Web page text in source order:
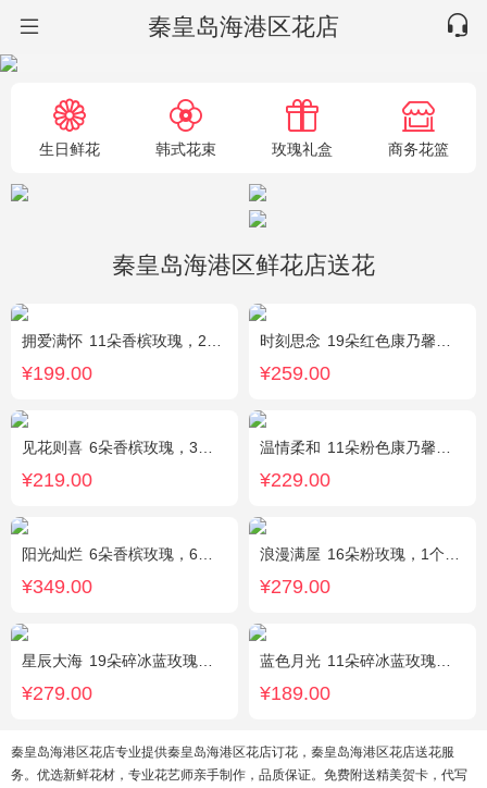
秦皇岛海港区花店
生日鲜花 韩式花束 玫瑰礼盒 商务花篮
秦皇岛海港区鲜花店送花
拥爱满怀 11朵香槟玫瑰，2支多头白百合，绿叶搭配
¥199.00
时刻思念 19朵红色康乃馨，2朵多头粉百合，满天星、绿叶搭配
¥259.00
见花则喜 6朵香槟玫瑰，3朵向日葵，桔梗、绿叶搭配
¥219.00
温情柔和 11朵粉色康乃馨，8朵粉玫瑰，搭配桔梗
¥229.00
阳光灿烂 6朵香槟玫瑰，6朵粉玫瑰，3朵向日葵，2枝多头白百合，1枝多头粉百合，绿叶
¥349.00
浪漫满屋 16朵粉玫瑰，1个粉色绣球，3个乒乓菊，桔梗、绿叶搭配
¥279.00
星辰大海 19朵碎冰蓝玫瑰，尤加利绿叶搭配
¥279.00
蓝色月光 11朵碎冰蓝玫瑰，满天星搭配
¥189.00
秦皇岛海港区花店专业提供秦皇岛海港区花店订花，秦皇岛海港区花店送花服
务。优选新鲜花材，专业花艺师亲手制作，品质保证。免费附送精美贺卡，代写